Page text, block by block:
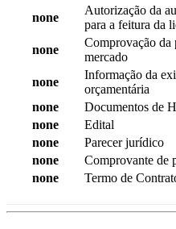
none
Autorização da
para a feitura da
none
Comprovação da
mercado
none
Informação da
orçamentária
none
Documentos de
none
Edital
none
Parecer jurídico
none
Comprovante de
none
Termo de